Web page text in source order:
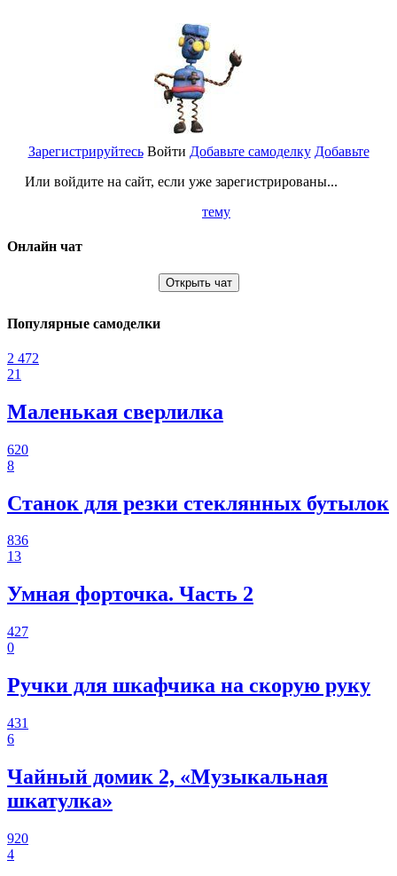
Зарегистрируйтесь
Или войдите на сайт, если уже зарегистрированы...
Войти Добавьте самоделку Добавьте
тему
Онлайн чат
Открыть чат
Популярные самоделки
2 472
21
Маленькая сверлилка
620
8
Станок для резки стеклянных бутылок
836
13
Умная форточка. Часть 2
427
0
Ручки для шкафчика на скорую руку
431
6
Чайный домик 2, «Музыкальная
шкатулка»
920
4